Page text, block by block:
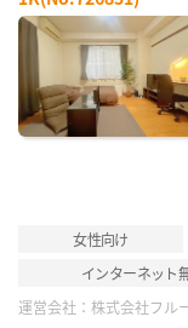
女性向け
インターネット
運営会社： 株式会社フル